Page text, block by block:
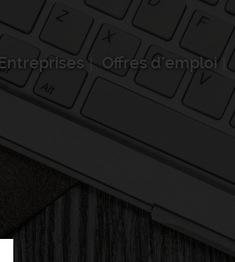
Entreprises Offres d'emploi